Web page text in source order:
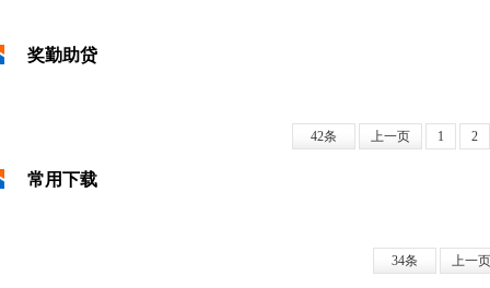
奖勤助贷
42条 上一页 1 2
常用下载
34条 上一页